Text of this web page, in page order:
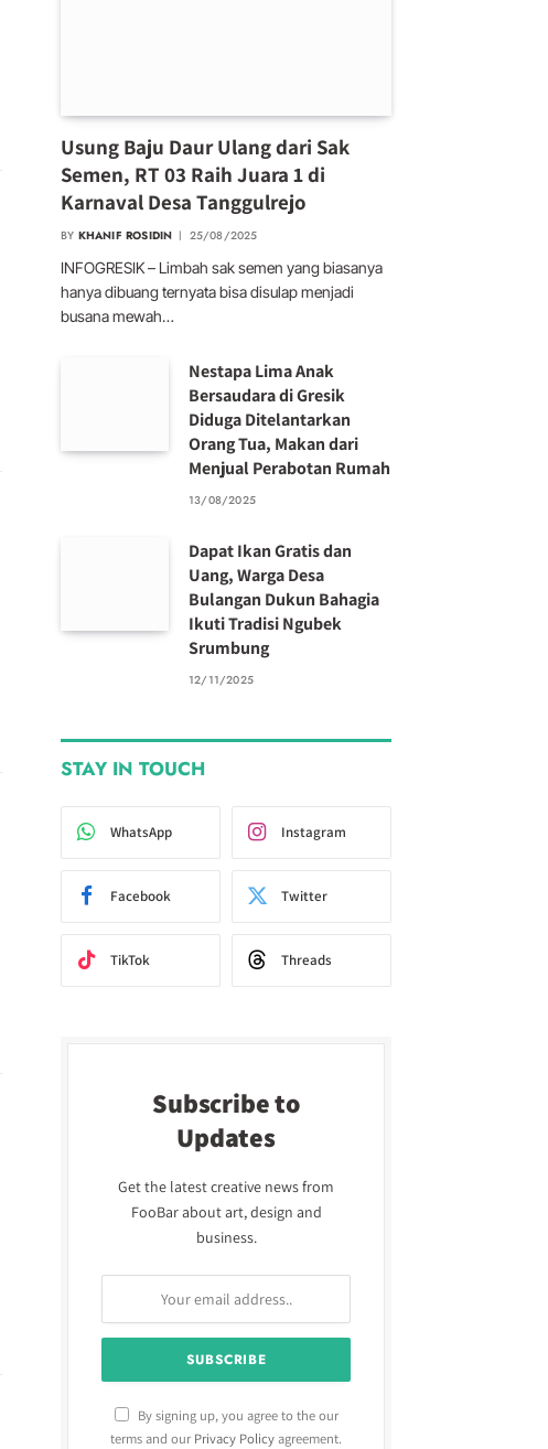
Usung Baju Daur Ulang dari Sak
Semen, RT 03 Raih Juara 1 di
Karnaval Desa Tanggulrejo
BY KHANIF ROSIDIN 25/08/2025
INFOGRESIK – Limbah sak semen yang biasanya
hanya dibuang ternyata bisa disulap menjadi
busana mewah…
Nestapa Lima Anak
Bersaudara di Gresik
Diduga Ditelantarkan
Orang Tua, Makan dari
Menjual Perabotan Rumah
13/08/2025
Dapat Ikan Gratis dan
Uang, Warga Desa
Bulangan Dukun Bahagia
Ikuti Tradisi Ngubek
Srumbung
12/11/2025
STAY IN TOUCH
WhatsApp Instagram
Facebook Twitter
TikTok Threads
Subscribe to
Updates
Get the latest creative news from
FooBar about art, design and
business.
By signing up, you agree to the our
terms and our Privacy Policyagreement.